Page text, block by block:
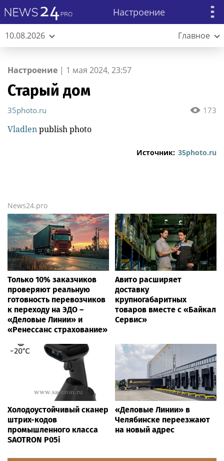
Настроение
10.08.2026 Главное
Настроение | 1 мая 2024, 23:57
Старый дом
173
35photo.ru
Vladlenpublish photo
Источник: 35photo.ru
News24.pro
Только 10% заказчиков
проверяют реальную
готовность перевозчиков
к переходу на ЭДО –
«Деловые Линии» и
«Ренессанс страхование»
Авито расширяет
доставку
крупногабаритных
товаров вместе с «Байкал
Сервис»
Холодоустойчивый сканер
штрих-кодов
промышленного класса
SAOTRON P05i
«Деловые Линии» в
Челябинске переезжают
на новый адрес